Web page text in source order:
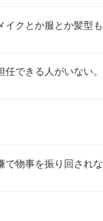
クとか服とか髪型
できる人がいない
物事を振り回され